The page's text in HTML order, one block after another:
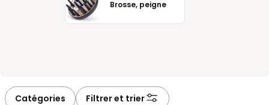
Brosse, peigne
Catégories Filtrer et trier